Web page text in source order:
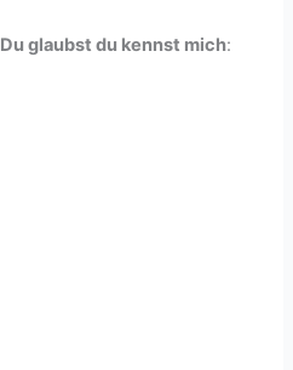
Du glaubst du kennst mich: